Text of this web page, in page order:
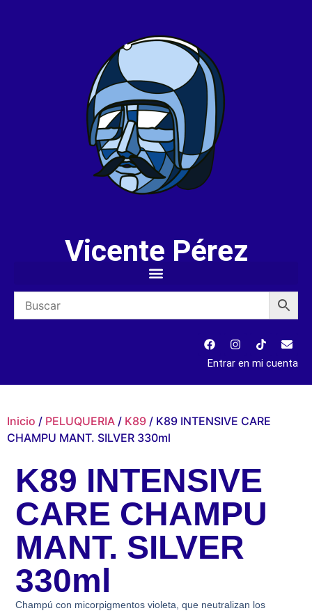
Vicente Pérez
Entrar en mi cuenta
Inicio / PELUQUERIA / K89 / K89 INTENSIVE CARE
CHAMPU MANT. SILVER 330ml
K89 INTENSIVE
CARE CHAMPU
MANT. SILVER
330ml
Champú con micorpigmentos violeta, que neutralizan los